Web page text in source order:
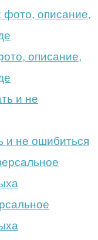
описание,
и не ошибиться